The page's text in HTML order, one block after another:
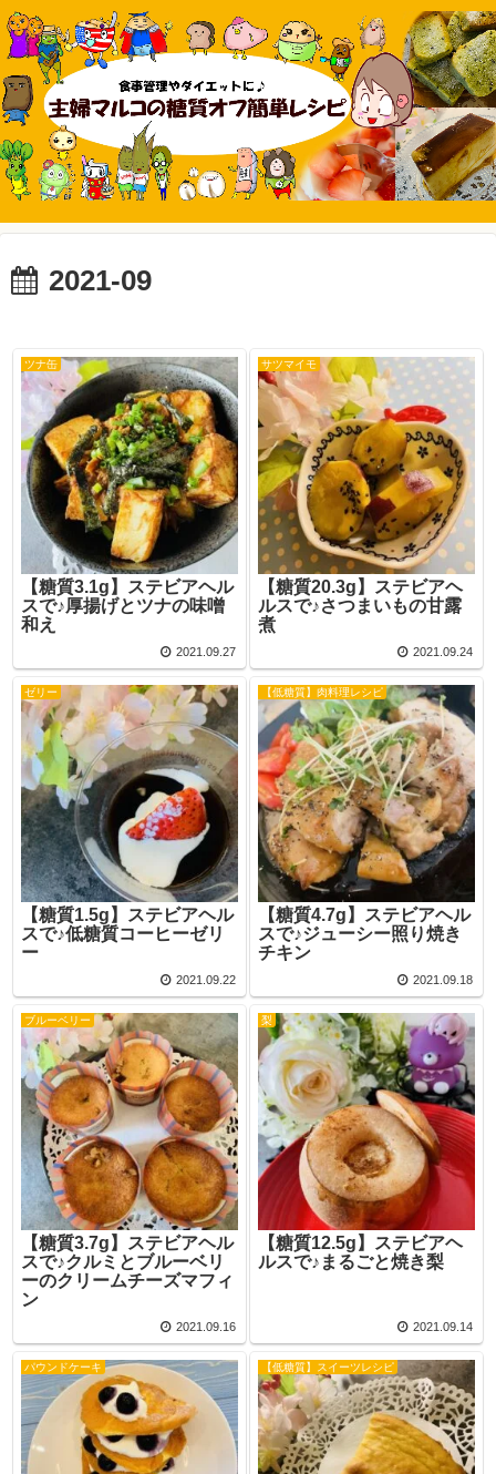
2021-09
ツナ缶
【糖質3.1g】ステビアヘル
スで♪厚揚げとツナの味噌
和え
2021.09.27
サツマイモ
【糖質20.3g】ステビアヘ
ルスで♪さつまいもの甘露
煮
2021.09.24
ゼリー
【糖質1.5g】ステビアヘル
スで♪低糖質コーヒーゼリ
ー
2021.09.22
【低糖質】肉料理レシピ
【糖質4.7g】ステビアヘル
スで♪ジューシー照り焼き
チキン
2021.09.18
ブルーベリー
【糖質3.7g】ステビアヘル
スで♪クルミとブルーベリ
ーのクリームチーズマフィ
ン
2021.09.16
梨
【糖質12.5g】ステビアヘ
ルスで♪まるごと焼き梨
2021.09.14
パウンドケーキ 【低糖質】スイーツレシピ